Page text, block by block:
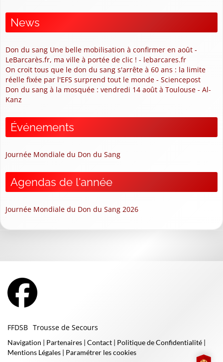
News
Don du sang Une belle mobilisation à confirmer en août -
LeBarcarès.fr, ma ville à portée de clic ! - lebarcares.fr
On croit tous que le don du sang s'arrête à 60 ans : la limite
réelle fixée par l'EFS surprend tout le monde - Sciencepost
Don du sang à la mosquée : vendredi 14 août à Toulouse - Al-
Kanz
Événements
Journée Mondiale du Don du Sang
Agendas de l'année
Journée Mondiale du Don du Sang 2026
FFDSB Trousse de Secours
Navigation | Partenaires | Contact | Politique de Confidentialité |
Mentions Légales | Paramétrer les cookies